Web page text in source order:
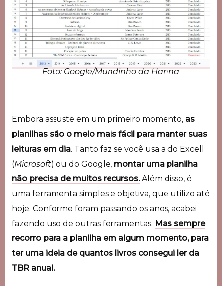
Foto: Google/Mundinho da Hanna
Embora assuste em um primeiro momento, as
planilhas são o meio mais fácil para manter suas
leituras em dia. Tanto faz se você usa a do Excell
(Microsoft) ou do Google, montar uma planilha
não precisa de muitos recursos.Além disso, é
uma ferramenta simples e objetiva, que utilizo até
hoje. Conforme foram passando os anos, acabei
fazendo uso de outras ferramentas. Mas sempre
recorro para a planilha em algum momento, para
ter uma ideia de quantos livros consegui ler da
TBR anual.